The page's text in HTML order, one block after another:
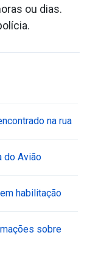
ou dias.
na rua
do Avião
habilitação
sobre